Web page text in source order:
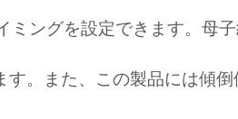
ミングを設定できます。母
す。また、この製品には傾